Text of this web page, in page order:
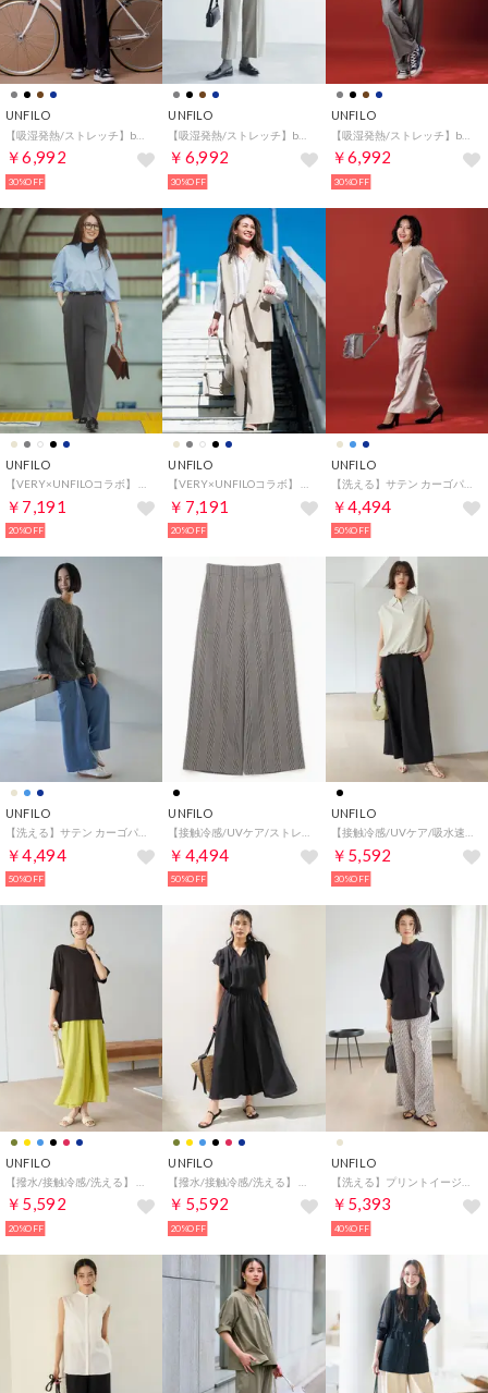
UNFILO
￥6,992
30%OFF
UNFILO
￥6,992
30%OFF
UNFILO
【吸湿発熱/ストレッチ】beauty warm pants ワイド （グレンチェック）
￥6,992
30%OFF
UNFILO
￥7,191
20%OFF
UNFILO
￥7,191
20%OFF
UNFILO
【洗える】サテン カーゴパンツ （シャンパンベージュ）
￥4,494
50%OFF
UNFILO
【洗える】サテン カーゴパンツ （スモーキーブルー）
￥4,494
50%OFF
UNFILO
【接触冷感/UVケア/ストレッチ】TENNEN TOUCH ワイドパンツ （[NEW]チェック）
￥4,494
50%OFF
UNFILO
【接触冷感/UVケア/吸水速乾】サマーセットアップ ワイドパンツ （ブラック）
￥5,592
30%OFF
UNFILO
￥5,592
20%OFF
UNFILO
￥5,592
20%OFF
UNFILO
￥5,393
40%OFF